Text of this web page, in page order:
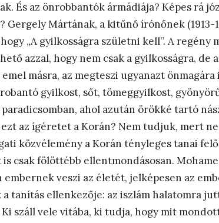
És az önrobbantók ármádiája? Képes rá
Gergely Mártának, a kitűnő írónőnek (1913-
„A gyilkosságra születni kell”. A regény
azzal, hogy nem csak a gyilkosságra, de
másra, az megteszi ugyanazt
gyilkost, sőt, tömeggyilkost,
ahol azután örökké tartó
az ígéretet a Korán? Nem tudjuk, mert
közvélemény a Korán tényleges tanai
csak fölöttébb ellentmondásosan.
veszi az életét, jelképesen az
tanítás ellenkezője: az iszlám halatomra
száll vele vitába, ki tudja, hogy mit